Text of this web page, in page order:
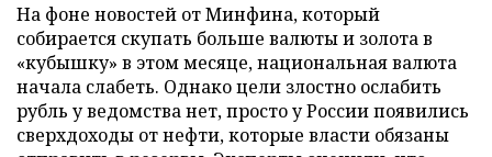
На фоне новостей от Минфина, который
собирается скупать больше валюты и золота в
«кубышку» в этом месяце, национальная валюта
начала слабеть. Однако цели злостно ослабить
рубль у ведомства нет, просто у России появились
сверхдоходы от нефти, которые власти обязаны